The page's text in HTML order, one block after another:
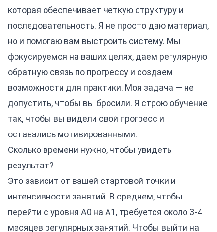
которая обеспечивает четкую структуру и
последовательность. Я не просто даю материал,
но и помогаю вам выстроить систему. Мы
фокусируемся на ваших целях, даем регулярную
обратную связь по прогрессу и создаем
возможности для практики. Моя задача — не
допустить, чтобы вы бросили. Я строю обучение
так, чтобы вы видели свой прогресс и
оставались мотивированными.
Сколько времени нужно, чтобы увидеть
результат?
Это зависит от вашей стартовой точки и
интенсивности занятий. В среднем, чтобы
перейти с уровня A0 на A1, требуется около 3-4
месяцев регулярных занятий. Чтобы выйти на